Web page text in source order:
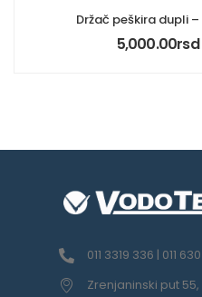
Držač peškira dupli
5,000.00rsd
011 3319 336 | 011
Zrenjaninski put 55,